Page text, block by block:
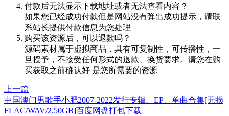
付款后无法显示下载地址或者无法查看内容？
如果您已经成功付款但是网站没有弹出成功提示，请联
系站长提供付款信息为您处理
购买该资源后，可以退款吗？
源码素材属于虚拟商品，具有可复制性，可传播性，一
旦授予，不接受任何形式的退款、换货要求。请您在购
买获取之前确认好 是您所需要的资源
上一篇
中国澳门男歌手小肥2007-2022发行专辑、EP、单曲合集[无损
FLAC/WAV/2.50GB]百度网盘打包下载